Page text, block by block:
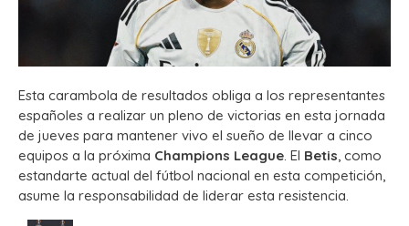
Esta carambola de resultados obliga a los representantes
españoles a realizar un pleno de victorias en esta jornada
de jueves para mantener vivo el sueño de llevar a cinco
equipos a la próxima Champions League . El Betis , como
estandarte actual del fútbol nacional en esta competición,
asume la responsabilidad de liderar esta resistencia.